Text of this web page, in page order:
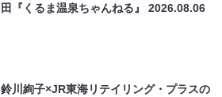
田『くるま温泉ちゃんねる』2026.08.06
鈴川絢子×JR東海リテイリング・プラスの